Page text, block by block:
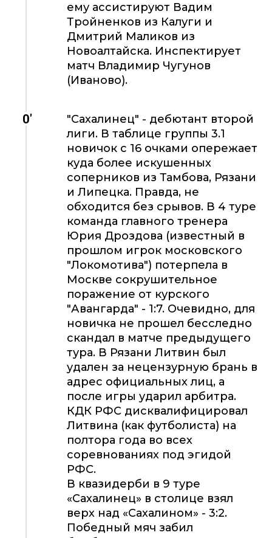
ему ассистируют Вадим
Тройненков из Калуги и
Дмитрий Маликов из
Новоалтайска. Инспектирует
матч Владимир Чугунов
(Иваново).
0'
"Сахалинец" - дебютант второй
лиги. В таблице группы 3.1
новичок с 16 очками опережает
куда более искушенных
соперников из Тамбова, Рязани
и Липецка. Правда, не
обходится без срывов. В 4 туре
команда главного тренера
Юрия Дроздова (известный в
прошлом игрок московского
"Локомотива") потерпела в
Москве сокрушительное
поражение от курского
"Авангарда" - 1:7. Очевидно, для
новичка не прошел бесследно
скандал в матче предыдущего
тура. В Рязани Литвин был
удален за нецензурную брань в
адрес официальных лиц, а
после игры ударил арбитра.
КДК РФС дисквалифицировал
Литвина (как футболиста) на
полтора года во всех
соревнованиях под эгидой
РФС.
В квазидерби в 9 туре
«Сахалинец» в столице взял
верх над «Сахалином» - 3:2.
Победный мяч забил